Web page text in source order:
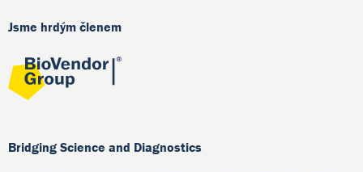
Jsme hrdým členem
Bridging Science and Diagnostics